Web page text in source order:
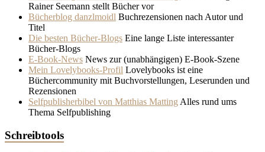
Rainer Seemann stellt Bücher vor
Bücherblog danzlmoidl Buchrezensionen nach Autor und
Titel
Die besten Bücher-Blogs Eine lange Liste interessanter
Bücher-Blogs
E-Book-News News zur (unabhängigen) E-Book-Szene
Mein Lovelybooks-Profil Lovelybooks ist eine
Büchercommunity mit Buchvorstellungen, Leserunden und
Rezensionen
Selfpublisherbibel von Matthias Matting Alles rund ums
Thema Selfpublishing
Schreibtools